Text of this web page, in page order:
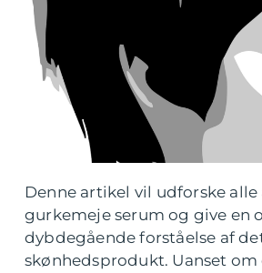
Denne artikel vil udforske alle
gurkemeje serum og give en
dybdegående forståelse af
skønhedsprodukt. Uanset om